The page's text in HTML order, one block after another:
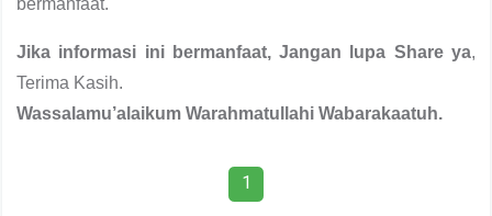
bermanfaat.
Jika informasi ini bermanfaat, Jangan lupa Share ya,
Terima Kasih.
Wassalamu’alaikum Warahmatullahi Wabarakaatuh.
1